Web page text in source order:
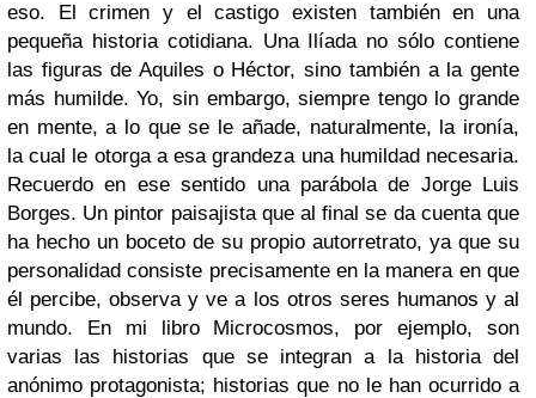
eso. El crimen y el castigo existen también en una
pequeña historia cotidiana. Una Ilíada no sólo contiene
las figuras de Aquiles o Héctor, sino también a la gente
más humilde. Yo, sin embargo, siempre tengo lo grande
en mente, a lo que se le añade, naturalmente, la ironía,
la cual le otorga a esa grandeza una humildad necesaria.
Recuerdo en ese sentido una parábola de Jorge Luis
Borges. Un pintor paisajista que al final se da cuenta que
ha hecho un boceto de su propio autorretrato, ya que su
personalidad consiste precisamente en la manera en que
él percibe, observa y ve a los otros seres humanos y al
mundo. En mi libro Microcosmos, por ejemplo, son
varias las historias que se integran a la historia del
anónimo protagonista; historias que no le han ocurrido a